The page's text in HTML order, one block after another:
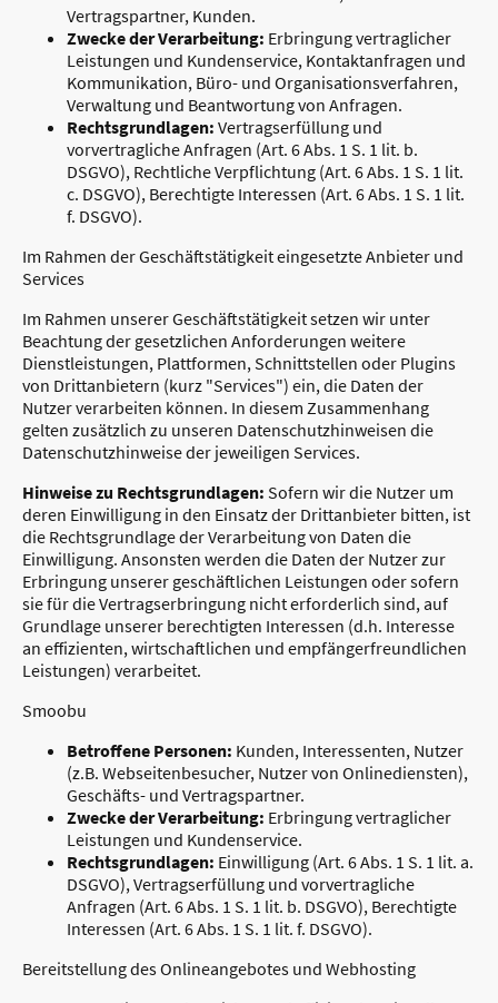
Vertragspartner, Kunden.
Zwecke der Verarbeitung: Erbringung vertraglicher
Leistungen und Kundenservice, Kontaktanfragen und
Kommunikation, Büro- und Organisationsverfahren,
Verwaltung und Beantwortung von Anfragen.
Rechtsgrundlagen: Vertragserfüllung und
vorvertragliche Anfragen (Art. 6 Abs. 1 S. 1 lit. b.
DSGVO), Rechtliche Verpflichtung (Art. 6 Abs. 1 S. 1 lit.
c. DSGVO), Berechtigte Interessen (Art. 6 Abs. 1 S. 1 lit.
f. DSGVO).
Im Rahmen der Geschäftstätigkeit eingesetzte Anbieter und
Services
Im Rahmen unserer Geschäftstätigkeit setzen wir unter
Beachtung der gesetzlichen Anforderungen weitere
Dienstleistungen, Plattformen, Schnittstellen oder Plugins
von Drittanbietern (kurz "Services") ein, die Daten der
Nutzer verarbeiten können. In diesem Zusammenhang
gelten zusätzlich zu unseren Datenschutzhinweisen die
Datenschutzhinweise der jeweiligen Services.
Hinweise zu Rechtsgrundlagen: Sofern wir die Nutzer um
deren Einwilligung in den Einsatz der Drittanbieter bitten, ist
die Rechtsgrundlage der Verarbeitung von Daten die
Einwilligung. Ansonsten werden die Daten der Nutzer zur
Erbringung unserer geschäftlichen Leistungen oder sofern
sie für die Vertragserbringung nicht erforderlich sind, auf
Grundlage unserer berechtigten Interessen (d.h. Interesse
an effizienten, wirtschaftlichen und empfängerfreundlichen
Leistungen) verarbeitet.
Smoobu
Betroffene Personen: Kunden, Interessenten, Nutzer
(z.B. Webseitenbesucher, Nutzer von Onlinediensten),
Geschäfts- und Vertragspartner.
Zwecke der Verarbeitung: Erbringung vertraglicher
Leistungen und Kundenservice.
Rechtsgrundlagen: Einwilligung (Art. 6 Abs. 1 S. 1 lit. a.
DSGVO), Vertragserfüllung und vorvertragliche
Anfragen (Art. 6 Abs. 1 S. 1 lit. b. DSGVO), Berechtigte
Interessen (Art. 6 Abs. 1 S. 1 lit. f. DSGVO).
Bereitstellung des Onlineangebotes und Webhosting